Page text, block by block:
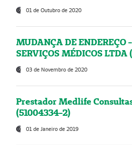
01 de Outubro de 2020
MUDANÇA DE ENDEREÇO
SERVIÇOS MÉDICOS
03 de Novembro de 2020
Prestador Medlife
(51004334-2)
01 de Janeiro de 2019